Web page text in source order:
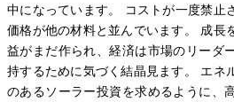
中になっています。 コストが一度禁止
価格が他の材料と並んでいます。 成長
益がまだ作られ、経済は市場のリーダ
持するために気づく結晶見ます。 エネ
のあるソーラー投資を求めるように、